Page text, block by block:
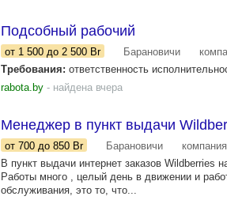
Подсобный рабочий
от 1 500 до 2 500 Br Барановичи
Требования: ответственность
rabota.by - найдена вчера
Менеджер в пункт выдачи
от 700 до 850 Br Барановичи
В пункт выдачи интернет заказов Wildberries
Работы много , целый день в движении и
обслуживания, это то, что...